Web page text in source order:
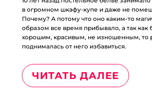
в огромном шкафу-купе и даже не
Почему? А потому что оно каким-то
образом все время прибывало, а так как
хорошим, красивым, не изношенным, то
поднималась от него избавиться.
ЧИТАТЬ ДАЛЕЕ